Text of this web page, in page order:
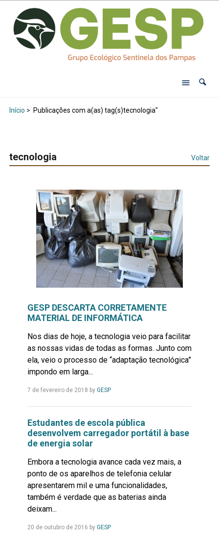
Início > Publicações com a(as) tag(s)tecnologia"
tecnologia Voltar
GESP DESCARTA CORRETAMENTE
MATERIAL DE INFORMÁTICA
Nos dias de hoje, a tecnologia veio para facilitar
as nossas vidas de todas as formas. Junto com
ela, veio o processo de “adaptação tecnológica”
impondo em larga...
7 de fevereiro de 2018 by GESPLeia
Estudantes de escola pública
desenvolvem carregador portátil à base
de energia solar
Embora a tecnologia avance cada vez mais, a
ponto de os aparelhos de telefonia celular
apresentarem mil e uma funcionalidades,
também é verdade que as baterias ainda
deixam...
20 de outubro de 2016 by GESPLeia